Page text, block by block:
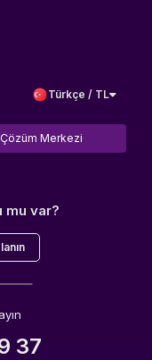
Türkçe / TL
Çözüm Merkezi
mu var?
37